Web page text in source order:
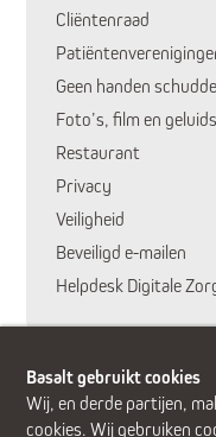
Cliëntenraad
Geen handen
Foto’s, film en
Restaurant
Privacy
Veiligheid
Huidige pagina:
Beveiligd e-mailen
Helpdesk Digitale
Basalt gebruikt cookies
Wij, en derde partijen,
cookies. Wij gebruiken